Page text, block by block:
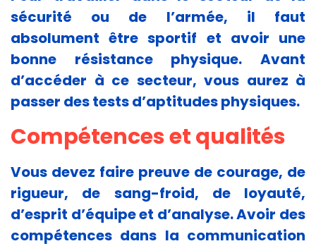
sécurité ou de l’armée, il faut
absolument être sportif et avoir une
bonne résistance physique. Avant
d’accéder à ce secteur, vous aurez à
passer des tests d’aptitudes physiques.
Compétences et qualités
Vous devez faire preuve de courage, de
rigueur, de sang-froid, de loyauté,
d’esprit d’équipe et d’analyse. Avoir des
compétences dans la communication